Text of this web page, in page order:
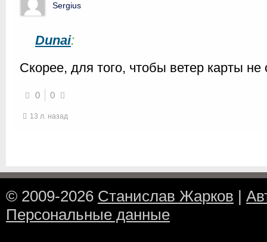
Sergius
Dunai:
Скорее, для того, чтобы ветер карты не
0 0
13 л. назад
© 2009-2026 Станислав Жарков |
Персональные данные